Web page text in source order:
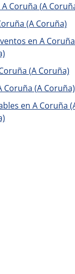
Coruña (A
(A Coruña)
en A
(A Coruña)
(A Coruña)
en A Coruña